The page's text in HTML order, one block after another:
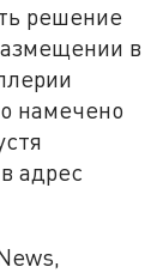
решение
в
намечено
адрес